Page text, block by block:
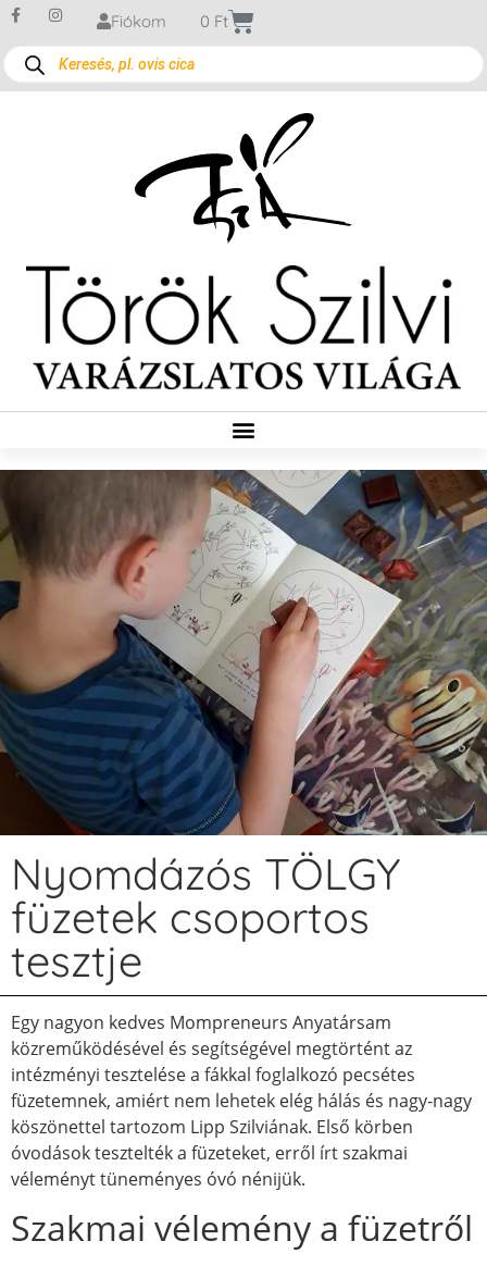
Fiókom 0 Ft
Nyomdázós TÖLGY
füzetek csoportos
tesztje
Egy nagyon kedves Mompreneurs Anyatársam
közreműködésével és segítségével megtörtént az
intézményi tesztelése a fákkal foglalkozó pecsétes
füzetemnek, amiért nem lehetek elég hálás és nagy-nagy
köszönettel tartozom Lipp Szilviának. Első körben
óvodások tesztelték a füzeteket, erről írt szakmai
véleményt tüneményes óvó nénijük.
Szakmai vélemény a füzetről